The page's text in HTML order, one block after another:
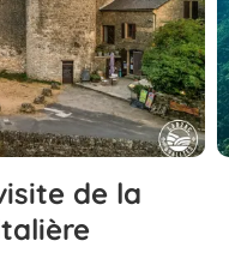
de la